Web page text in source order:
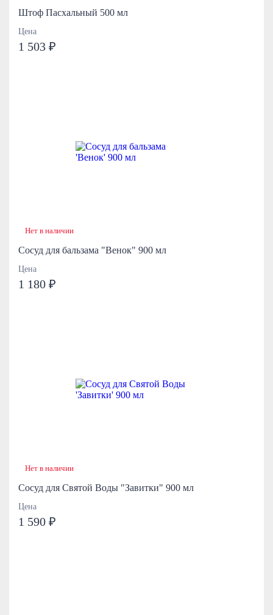
Штоф Пасхальный 500 мл
Цена
1 503 ₽
Нет в наличии
Сосуд для бальзама "Венок" 900 мл
Цена
1 180 ₽
Нет в наличии
Сосуд для Святой Воды "Завитки" 900 мл
Цена
1 590 ₽